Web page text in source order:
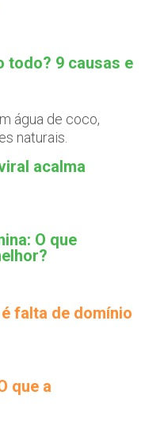
todo? 9 causas e
acalma
O que
falta de domínio
que a